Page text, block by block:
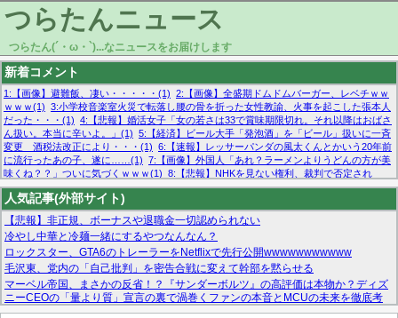
つらたんニュース
つらたん(´・ω・`)...なニュースをお届けします
新着コメント
1:【画像】避難飯、凄い・・・・・(1) 2:【画像】全盛期ドムドムバーガー、レベチｗｗ
ｗｗｗ(1) 3:小学校音楽室火災で転落し腰の骨を折った女性教諭、火事を起こした張本人
だった・・・(1) 4:【悲報】婚活女子「女の若さは33で賞味期限切れ。それ以降はおばさ
ん扱い。本当に辛いよ。」(1) 5:【経済】ビール大手「発泡酒」を「ビール」扱いに一斉
変更 酒税法改正により・・・(1) 6:【速報】レッサーパンダの風太くんとかいう20年前
に流行ったあの子、遂に……(1) 7:【画像】外国人「あれ？ラーメンよりうどんの方が美
味くね？？」ついに気づくｗｗｗ(1) 8:【悲報】NHKを見ない権利、裁判で否定され
る・・・(1) 9:欧州委員長「原発縮小は間違いでした」(1) 10:【悲報】日本企業の人手不
足、限界突破 52%「正社員も足りてません…」(1)
人気記事(外部サイト)
【悲報】非正規、ボーナスや退職金一切認められない
冷やし中華と冷麺一緒にするやつなんなん？
ロックスター、GTA6のトレーラーをNetflixで先行公開wwwwwwwwwww
毛沢東、党内の「自己批判」を密告合戦に変えて幹部を黙らせる
マーベル帝国、まさかの反省！？『サンダーボルツ』の高評価は本物か？ディズ
ニーCEOの「量より質」宣言の裏で渦巻くファンの本音とMCUの未来を徹底考
察！